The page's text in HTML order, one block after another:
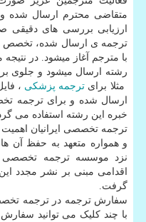
متقاضی محترم ارسال شده
ارزیابی بررسی های
ترجمه ی ارسال شده، تخصص
با مترجم آغاز می­شود. در
رشته ارسال می­شود و جلوی
مثلا برای ترجمه پزشکی ،
ارسال شده و برای ترجمه
خبره این رشته استفاده می
ترجمه تخصصی ایرانیان
و همواره متعهد به حفظ آن
نزد موسسه ترجمه تخصصی
اقدامی مبنی بر نشر مجدد
گرفت.
سفارش ترجمه در ترجمه
با چند کلیک می توانید